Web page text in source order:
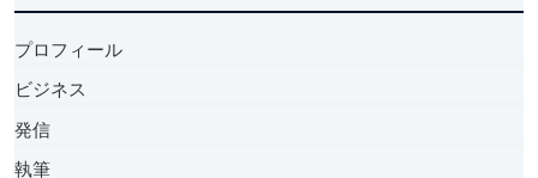
プロフィール
ビジネス
発信
執筆